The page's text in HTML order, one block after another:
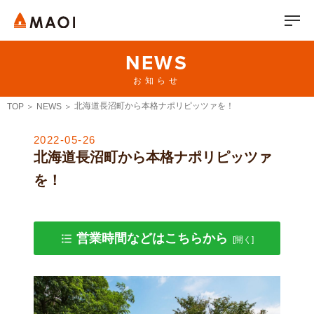
NEWS
お知らせ
TOP NEWS 北海道長沼町から本格ナポリピッツァを！
2022-05-26
北海道長沼町から本格ナポリピッツァ
を！
営業時間などはこちらから
生地とこだわった食材選び